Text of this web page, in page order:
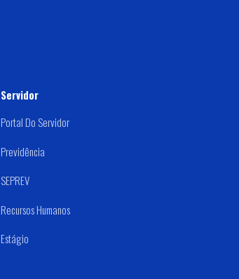
Servidor
Portal Do Servidor
Previdência
SEPREV
Recursos Humanos
Estágio